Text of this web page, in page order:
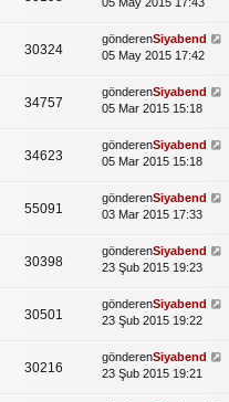
05 May 2015 17:43
30324
gönderenSiyabend
05 May 2015 17:42
34757
gönderenSiyabend
05 Mar 2015 15:18
34623
gönderenSiyabend
05 Mar 2015 15:18
55091
gönderenSiyabend
03 Mar 2015 17:33
30398
gönderenSiyabend
23 Şub 2015 19:23
30501
gönderenSiyabend
23 Şub 2015 19:22
30216
gönderenSiyabend
23 Şub 2015 19:21